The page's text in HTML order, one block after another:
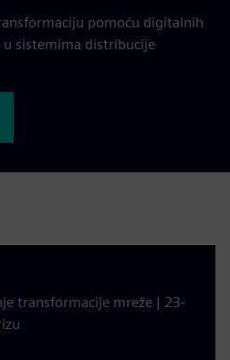
pomoću digitalnih
u sistemima distribucije
transformacije mreže | 23-